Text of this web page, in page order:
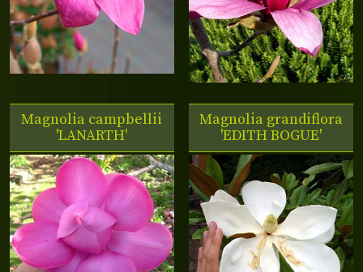
Magnolia campbellii
'LANARTH'
Magnolia grandiflora
'EDITH BOGUE'